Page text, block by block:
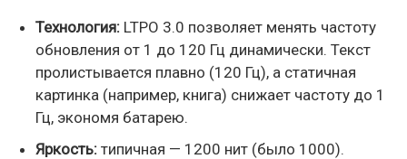
Технология: LTPO 3.0 позволяет менять частоту
обновления от 1 до 120 Гц динамически. Текст
пролистывается плавно (120 Гц), а статичная
картинка (например, книга) снижает частоту до 1
Гц, экономя батарею.
Яркость: типичная — 1200 нит (было 1000).